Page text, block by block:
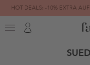
HOT DEALS: -10% EXTRA
FINAL